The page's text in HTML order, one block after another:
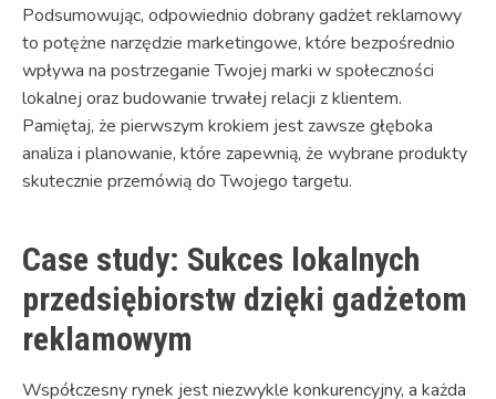
Podsumowując, odpowiednio dobrany gadżet reklamowy
to potężne narzędzie marketingowe, które bezpośrednio
wpływa na postrzeganie Twojej marki w społeczności
lokalnej oraz budowanie trwałej relacji z klientem.
Pamiętaj, że pierwszym krokiem jest zawsze głęboka
analiza i planowanie, które zapewnią, że wybrane produkty
skutecznie przemówią do Twojego targetu.
Case study: Sukces lokalnych
przedsiębiorstw dzięki gadżetom
reklamowym
Współczesny rynek jest niezwykle konkurencyjny, a każda